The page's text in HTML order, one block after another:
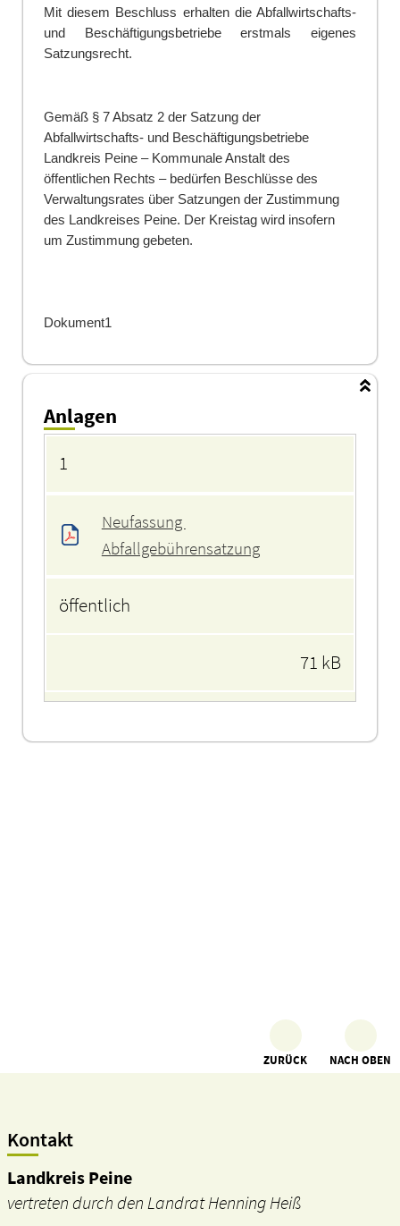
Mit diesem Beschluss erhalten die Abfallwirtschafts-
und Beschäftigungsbetriebe erstmals eigenes
Satzungsrecht.
Gemäß § 7 Absatz 2 der Satzung der
Abfallwirtschafts- und Beschäftigungsbetriebe
Landkreis Peine – Kommunale Anstalt des
öffentlichen Rechts – bedürfen Beschlüsse des
Verwaltungsrates über Satzungen der Zustimmung
des Landkreises Peine. Der Kreistag wird insofern
um Zustimmung gebeten.
Dokument1
Anlagen
1
Neufassung
Abfallgebührensatzung
öffentlich
71 kB
ZURÜCK NACH OBEN
Kontakt
Landkreis Peine
vertreten durch den Landrat Henning Heiß